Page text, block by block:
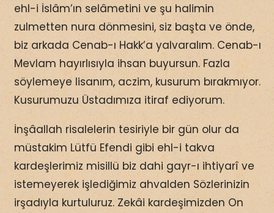
ehl-i İslâm’ın selâmetini ve şu halimin
zulmetten nura dönmesini, siz başta ve önde,
biz arkada Cenab-ı Hakk’a yalvaralım. Cenab-ı
Mevlam hayırlısıyla ihsan buyursun. Fazla
söylemeye lisanım, aczim, kusurum bırakmıyor.
Kusurumuzu Üstadımıza itiraf ediyorum.
İnşâallah risalelerin tesiriyle bir gün olur da
müstakim Lütfü Efendi gibi ehl-i takva
kardeşlerimiz misillü biz dahi gayr-ı ihtiyarî ve
istemeyerek işlediğimiz ahvalden Sözlerinizin
irşadıyla kurtuluruz. Zekâi kardeşimizden On